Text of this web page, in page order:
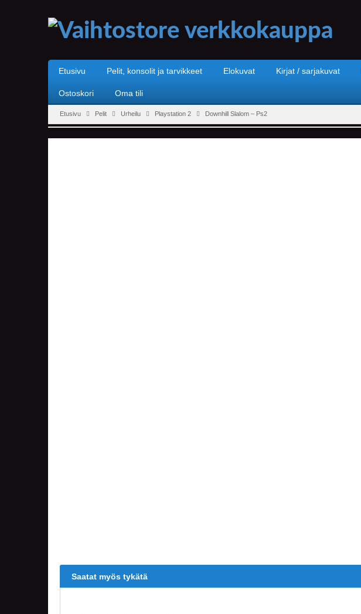
Etusivu Pelit, konsolit ja tarvikkeet Elokuvat Kirjat / sarjakuvat
Ostoskori Oma tili
Etusivu Pelit Urheilu Playstation 2 Downhill Slalom – Ps2
Saatat myös tykätä